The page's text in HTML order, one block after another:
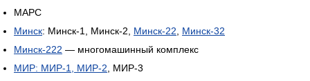
МАРС
Минск: Минск-1, Минск-2, Минск-22
Минск-32
Минск-222 — многомашинный комплекс
МИР: МИР-1, МИР-2 , МИР-3